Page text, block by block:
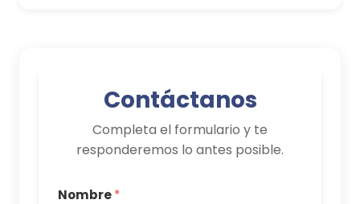
Contáctanos
Completa el formulario y te
responderemos lo antes posible.
Nombre*